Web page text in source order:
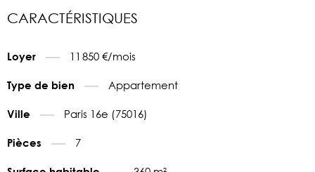
CARACTÉRISTIQUES
Loyer 11 850 €/mois
Type de bien Appartement
Ville Paris 16e (75016)
Pièces 7